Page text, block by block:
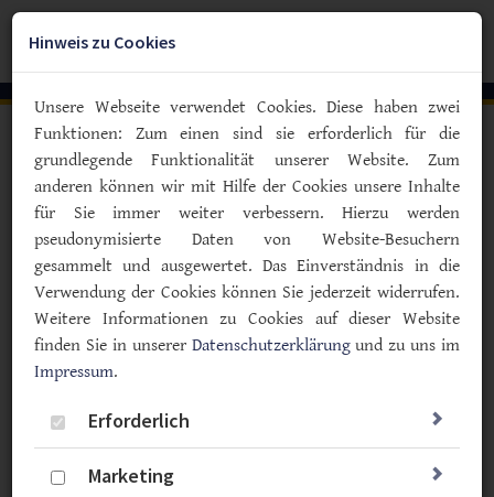
Zum
Hauptinhalt
Vorlesen
Kinder mit Diabetes - HKP oder AKI?
Handlungsempfehlung zur
Verordnung von spezieller
Krankenbeobachtung in KITA und
Schule
16.11.2023
Hinweis zu Cookies
Unsere Webseite verwendet Cookies. Diese haben zwei
Funktionen: Zum einen sind sie erforderlich für die
grundlegende Funktionalität unserer Website. Zum
anderen können wir mit Hilfe der Cookies unsere Inhalte
für Sie immer weiter verbessern. Hierzu werden
pseudonymisierte Daten von Website-Besuchern
gesammelt und ausgewertet. Das Einverständnis in die
Verwendung der Cookies können Sie jederzeit widerrufen.
Weitere Informationen zu Cookies auf dieser Website
finden Sie in unserer Datenschutzerklärungund zu uns im
Impressum.
Erforderlich
Marketing